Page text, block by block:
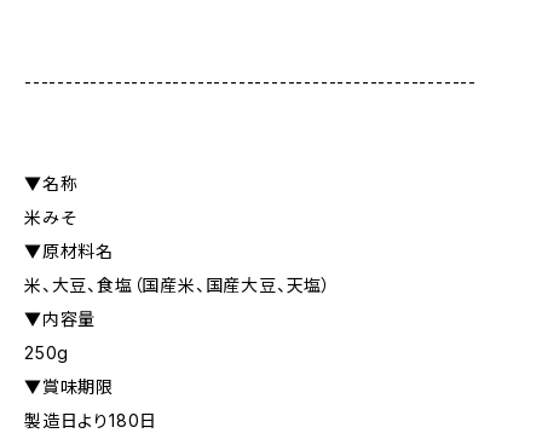
-------------------------------------------------------
▼名称
米みそ
▼原材料名
米、大豆、食塩（国産米、国産大豆、天塩）
▼内容量
250g
▼賞味期限
製造日より180日